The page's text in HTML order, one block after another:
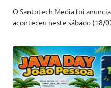
O Santotech Media foi
aconteceu neste sábado (18/